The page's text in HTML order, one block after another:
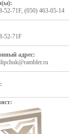
52-71F, (050) 463-05-14
52-71F
адрес: